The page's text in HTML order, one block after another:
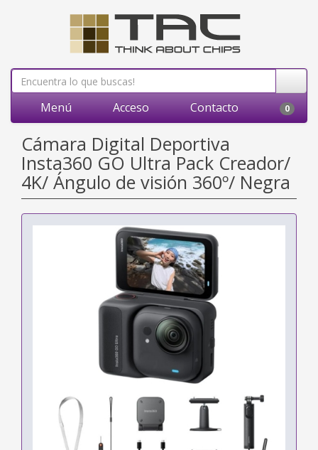
Menú Acceso Contacto 0
Cámara Digital Deportiva
Insta360 GO Ultra Pack Creador/
4K/ Ángulo de visión 360º/ Negra